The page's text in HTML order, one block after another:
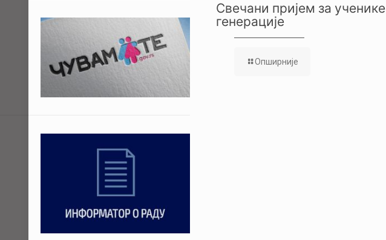
Свечани пријем за ученике
генерације
Опширније